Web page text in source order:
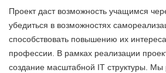
Проект даст возможность учащимся
убедиться в возможностях
способствовать повышению их
профессии. В рамках реализации
создание масштабной IT структуры.